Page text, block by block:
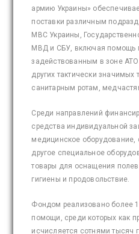
армию Украины»
поставки различным
МВС Украины,
МВД и СБУ, включая помощь
задействованным в зоне
других тактически значимых
санитарным ротам,
Среди направлений
средства индивидуальной
медицинское оборудование,
другое специальное
товары для оснащения
гигиены и продовольствие.
Фондом реализовано более
помощи, среди которых как
исчисляется сотнями тысяч